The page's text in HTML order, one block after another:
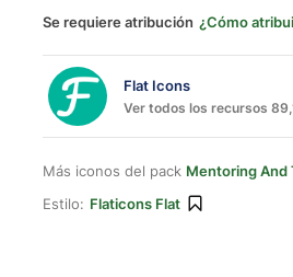
Se requiere atribución ¿Cómo
Flat Icons
Ver todos los recursos
Más iconos del pack Mentoring And
Estilo: Flaticons Flat